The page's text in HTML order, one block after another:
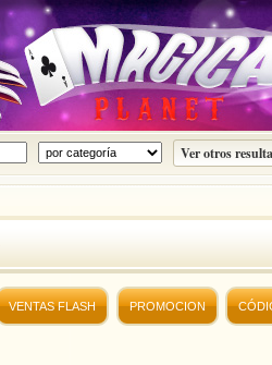
VENTAS FLASH PROMOCION